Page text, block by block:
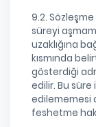
9.2.
süreyi
uzaklığına
kısmında
gösterdiği
edilir. Bu süre
edilememesi
feshetme